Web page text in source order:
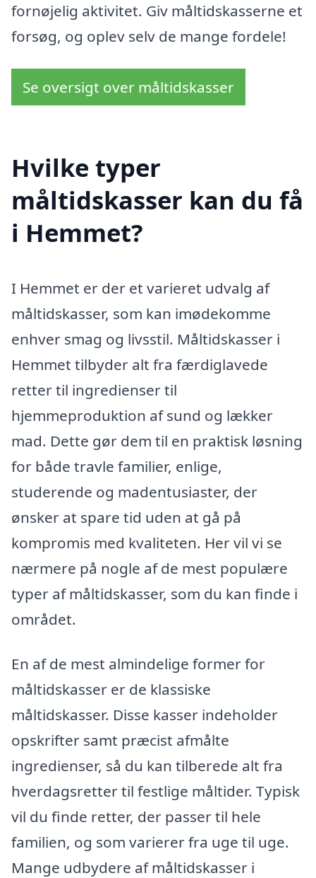
fornøjelig aktivitet. Giv måltidskasserne et
forsøg, og oplev selv de mange fordele!
Se oversigt over måltidskasser
Hvilke typer
måltidskasser kan du få
i Hemmet?
I Hemmet er der et varieret udvalg af
måltidskasser, som kan imødekomme
enhver smag og livsstil. Måltidskasser i
Hemmet tilbyder alt fra færdiglavede
retter til ingredienser til
hjemmeproduktion af sund og lækker
mad. Dette gør dem til en praktisk løsning
for både travle familier, enlige,
studerende og madentusiaster, der
ønsker at spare tid uden at gå på
kompromis med kvaliteten. Her vil vi se
nærmere på nogle af de mest populære
typer af måltidskasser, som du kan finde i
området.
En af de mest almindelige former for
måltidskasser er de klassiske
måltidskasser. Disse kasser indeholder
opskrifter samt præcist afmålte
ingredienser, så du kan tilberede alt fra
hverdagsretter til festlige måltider. Typisk
vil du finde retter, der passer til hele
familien, og som varierer fra uge til uge.
Mange udbydere af måltidskasser i